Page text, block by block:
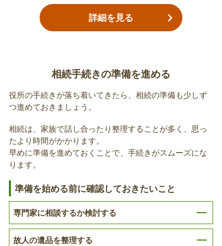
亡くなった方が⾝体障害者⼿帳を所持していた場合
は、返還の手続きが必要です。
亡くなった方が療育⼿帳を所持していた場合は、返
還の手続きが必要です。
故人の精神障害者保健福祉手帳の返還
亡くなった方が精神障害者保健福祉⼿帳を所持して
いた場合は、返還の手続きが必要です。
特別障害者手当等の受給者死亡届
亡くなった方が特別障害者⼿当等を受給していた場
合は、受給者死亡届の手続きが必要です。
詳細を見る
相続手続きの準備を進める
役所の手続きが落ち着いてきたら、相続の準備も少しず
つ進めておきましょう。
相続は、家族で話し合ったり整理することが多く、思っ
たより時間がかかります。
早めに準備を進めておくことで、手続きがスムーズにな
ります。
準備を始める前に確認しておきたいこと
専門家に相談するか検討する
故人の遺品を整理する